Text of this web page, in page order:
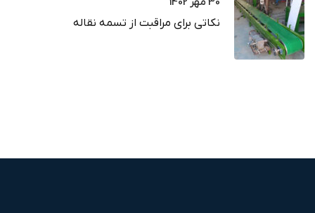
نکاتی برای مراقبت از تسمه نقاله